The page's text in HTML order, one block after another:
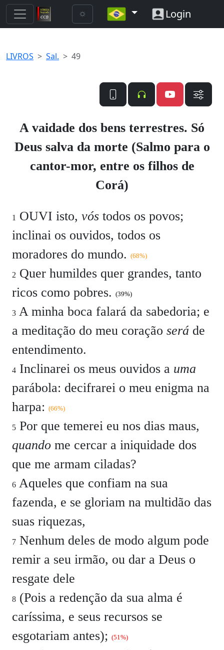
Login
LIVROS Sal. 49
A vaidade dos bens terrestres. Só
Deus salva da morte (Salmo para o
cantor-mor, entre os filhos de
Corá)
1 OUVI isto, vós todos os povos;
inclinai os ouvidos, todos os
moradores do mundo. (68%)
2 Quer humildes quer grandes, tanto
ricos como pobres. (39%)
3 A minha boca falará da sabedoria; e
a meditação do meu coração será de
entendimento.
4 Inclinarei os meus ouvidos a uma
parábola: decifrarei o meu enigma na
harpa: (66%)
5 Por que temerei eu nos dias maus,
quando me cercar a iniquidade dos
que me armam ciladas?
6 Aqueles que confiam na sua
fazenda, e se gloriam na multidão das
suas riquezas,
7 Nenhum deles de modo algum pode
remir a seu irmão, ou dar a Deus o
resgate dele
8 (Pois a redenção da sua alma é
caríssima, e seus recursos se
esgotariam antes); (51%)